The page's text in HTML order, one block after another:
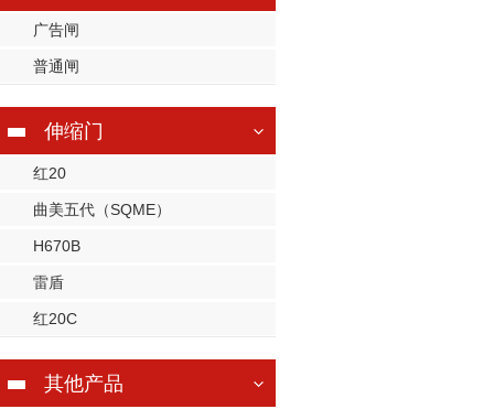
广告闸
普通闸
伸缩门
红20
曲美五代（SQME）
H670B
雷盾
红20C
其他产品